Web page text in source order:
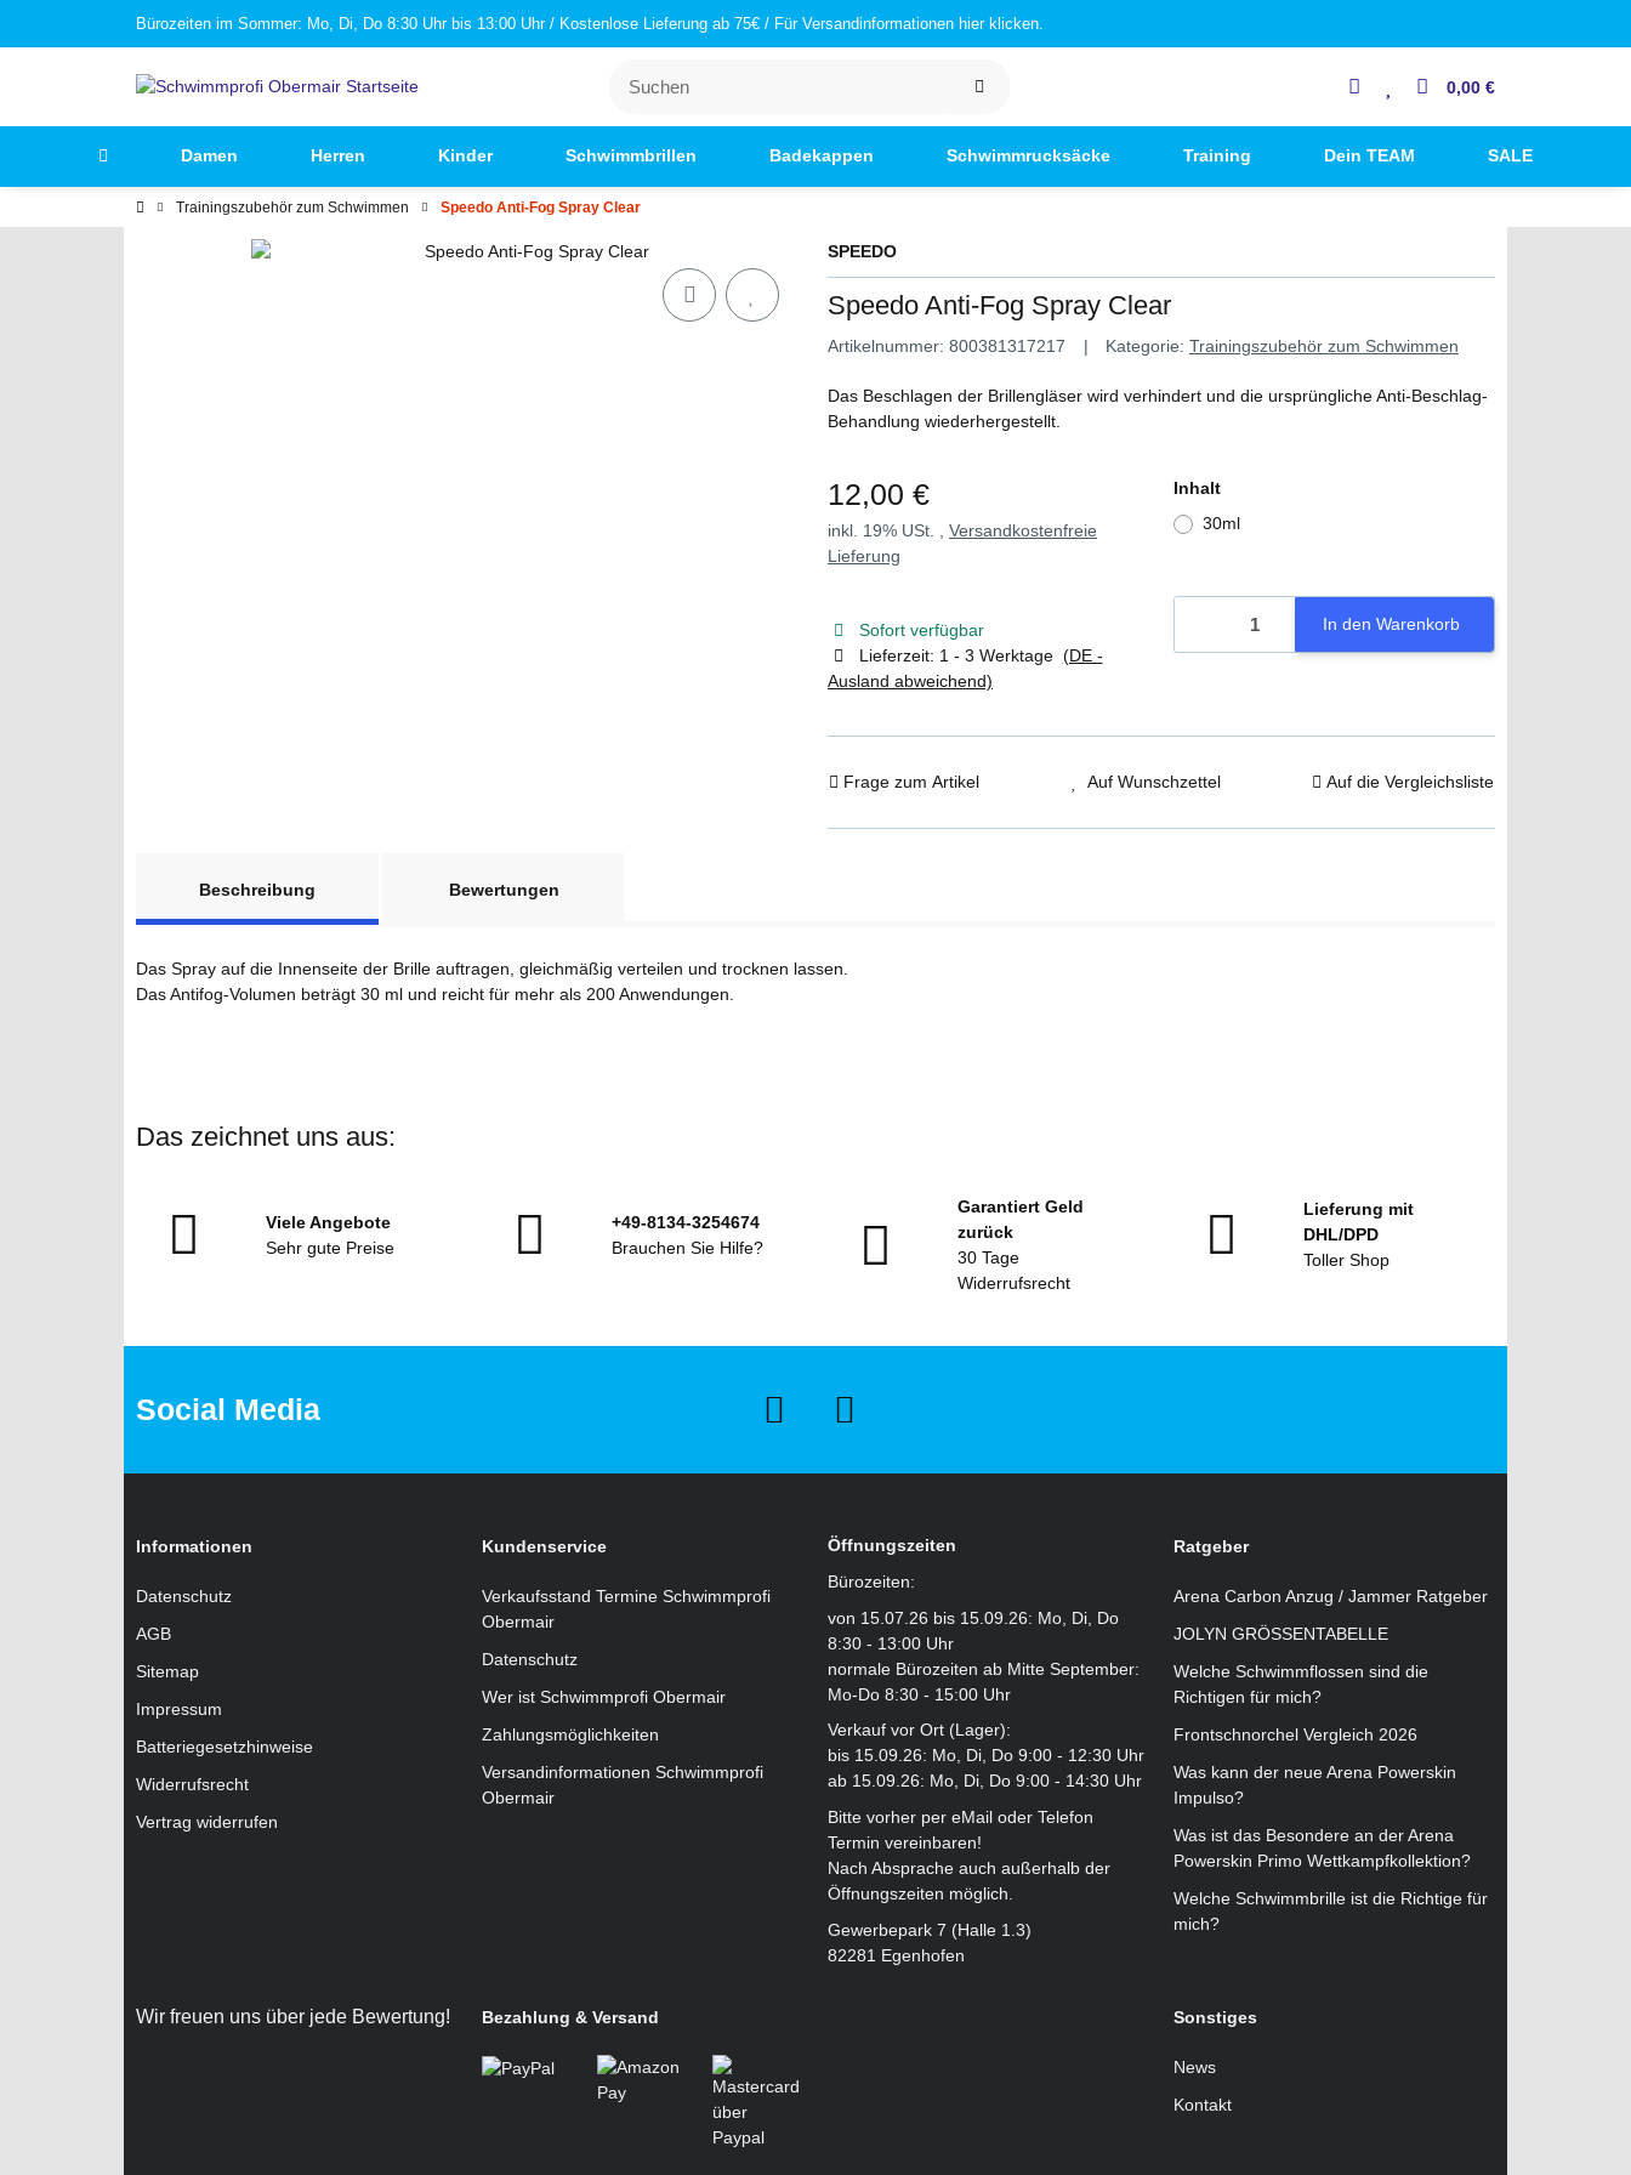
Bürozeiten im Sommer: Mo, Di, Do 8:30 Uhr bis 13:00 Uhr / Kostenlose Lieferung ab 75€ / Für Versandinformationen hier klicken.
0,00 €
Damen Herren Kinder Schwimmbrillen Badekappen Schwimmrucksäcke Training Dein TEAM SALE
Trainingszubehör zum Schwimmen Speedo Anti-Fog Spray Clear
SPEEDO
Speedo Anti-Fog Spray Clear
Artikelnummer: 800381317217 Kategorie: Trainingszubehör zum Schwimmen
Das Beschlagen der Brillengläser wird verhindert und die ursprüngliche Anti-Beschlag-
Behandlung wiederhergestellt.
12,00 €
inkl. 19% USt. , Versandkostenfreie
Lieferung
Sofort verfügbar
Lieferzeit: 1 - 3 Werktage (DE -
Ausland abweichend)
Inhalt
30ml
In den Warenkorb
Frage zum Artikel Auf Wunschzettel Auf die Vergleichsliste
Beschreibung
Bewertungen
Das Spray auf die Innenseite der Brille auftragen, gleichmäßig verteilen und trocknen lassen.
Das Antifog-Volumen beträgt 30 ml und reicht für mehr als 200 Anwendungen.
Das zeichnet uns aus:
Viele Angebote
Sehr gute Preise
+49-8134-3254674
Brauchen Sie Hilfe?
Garantiert Geld
zurück
30 Tage
Widerrufsrecht
Lieferung mit
DHL/DPD
Toller Shop
Social Media
Informationen
Datenschutz
AGB
Sitemap
Impressum
Batteriegesetzhinweise
Widerrufsrecht
Vertrag widerrufen
Kundenservice
Verkaufsstand Termine Schwimmprofi
Obermair
Datenschutz
Wer ist Schwimmprofi Obermair
Zahlungsmöglichkeiten
Versandinformationen Schwimmprofi
Obermair
Öffnungszeiten
Bürozeiten:
von 15.07.26 bis 15.09.26: Mo, Di, Do
8:30 - 13:00 Uhr
normale Bürozeiten ab Mitte September:
Mo-Do 8:30 - 15:00 Uhr
Verkauf vor Ort (Lager):
bis 15.09.26: Mo, Di, Do 9:00 - 12:30 Uhr
ab 15.09.26: Mo, Di, Do 9:00 - 14:30 Uhr
Bitte vorher per eMail oder Telefon
Termin vereinbaren!
Nach Absprache auch außerhalb der
Öffnungszeiten möglich.
Gewerbepark 7 (Halle 1.3)
82281 Egenhofen
Ratgeber
Arena Carbon Anzug / Jammer Ratgeber
JOLYN GRÖSSENTABELLE
Welche Schwimmflossen sind die
Richtigen für mich?
Frontschnorchel Vergleich 2026
Was kann der neue Arena Powerskin
Impulso?
Was ist das Besondere an der Arena
Powerskin Primo Wettkampfkollektion?
Welche Schwimmbrille ist die Richtige für
mich?
Wir freuen uns über jede Bewertung! Bezahlung & Versand Sonstiges
News
Kontakt